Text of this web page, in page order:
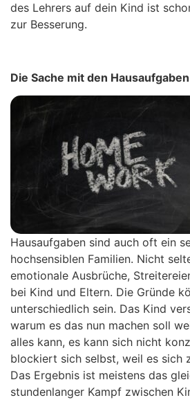
des Lehrers auf dein Kind ist
zur Besserung.
Die Sache mit den Hausaufgaben
Hausaufgaben sind auch oft ein
hochsensiblen Familien. Nicht
emotionale Ausbrüche,
bei Kind und Eltern. Die Gründe
unterschiedlich sein. Das Kind
warum es das nun machen soll
alles kann, es kann sich nicht
blockiert sich selbst, weil es sich
Das Ergebnis ist meistens das
stundenlanger Kampf zwischen